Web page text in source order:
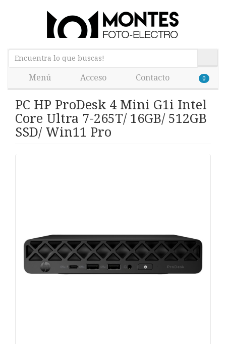
Menú Acceso Contacto 0
PC HP ProDesk 4 Mini G1i Intel
Core Ultra 7-265T/ 16GB/ 512GB
SSD/ Win11 Pro